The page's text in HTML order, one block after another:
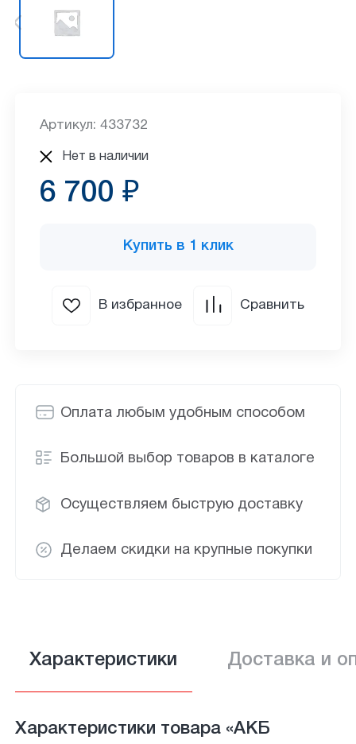
Оплата любым удобным способом
Большой выбор товаров в каталоге
Осуществляем быструю доставку
Делаем скидки на крупные покупки
Артикул: 433732
Нет в наличии
6 700 ₽
Купить в 1 клик
В избранное Сравнить
Характеристики Доставка и
Характеристики товара «АКБ